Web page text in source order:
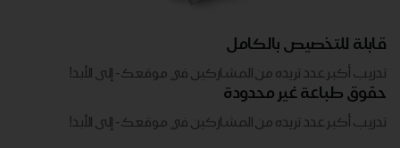
قابلة للتخصيص بالكامل
تدريب أكبر عدد تريده من المشاركين في موقعك - ​​إلى الأبد!
حقوق طباعة غير محدودة
تدريب أكبر عدد تريده من المشاركين في موقعك - ​​إلى الأبد!